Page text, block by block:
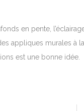
en pente,
appliques murales à la
est une bonne idée.